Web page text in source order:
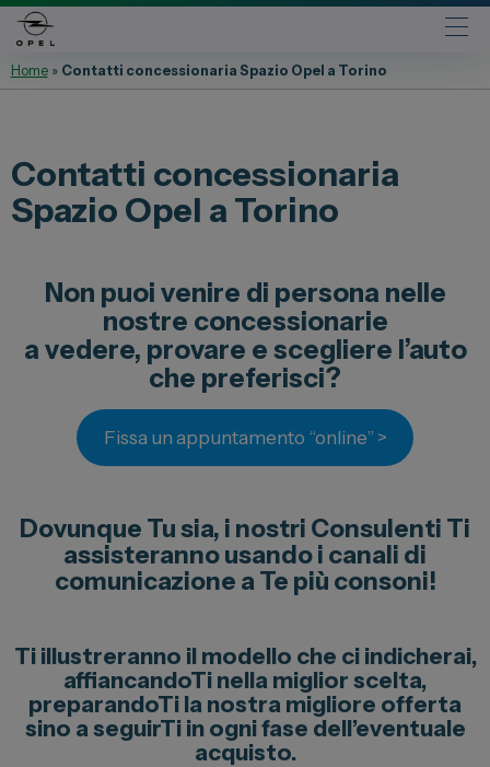
Abarth
Lancia
Jeep
Peugeot
Leapmotor
DR
Dongfeng
Veicoli Commerciali
Fiat Professional
Citroen
Home» Contatti concessionaria Spazio Opel a Torino
Contatti concessionaria
Spazio Opel a Torino
Non puoi venire di persona nelle
nostre concessionarie
a vedere, provare e scegliere l’auto
che preferisci?
Fissa un appuntamento “online” >
Dovunque Tu sia, i nostri Consulenti Ti
assisteranno usando i canali di
comunicazione a Te più consoni!
Ti illustreranno il modello che ci indicherai,
affiancandoTi nella miglior scelta,
preparandoTi la nostra migliore offerta
sino a seguirTi in ogni fase dell’eventuale
acquisto.